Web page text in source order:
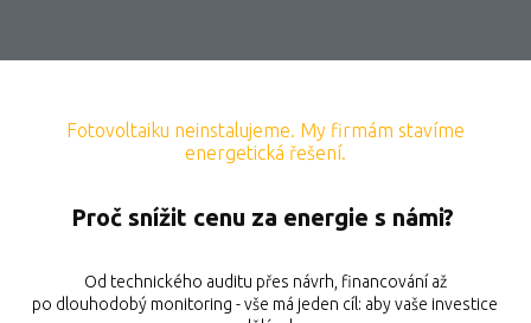
Fotovoltaiku neinstalujeme. My firmám stavíme
energetická řešení.
Proč snížit cenu za energie s námi?
Od technického auditu přes návrh, financování až
po dlouhodobý monitoring - vše má jeden cíl: aby vaše investice